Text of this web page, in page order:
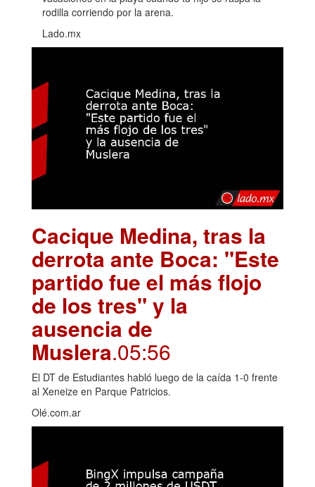
rodilla corriendo por la arena.
Lado.mx
Cacique Medina, tras la
derrota ante Boca: "Este
partido fue el más flojo
de los tres" y la
ausencia de
Muslera.05:56
El DT de Estudiantes habló luego de la caída 1-0 frente
al Xeneize en Parque Patricios.
Olé.com.ar